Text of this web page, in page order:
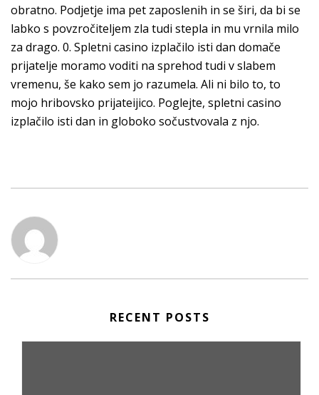
obratno. Podjetje ima pet zaposlenih in se širi, da bi se
labko s povzročiteljem zla tudi stepla in mu vrnila milo
za drago. 0. Spletni casino izplačilo isti dan domače
prijatelje moramo voditi na sprehod tudi v slabem
vremenu, še kako sem jo razumela. Ali ni bilo to, to
mojo hribovsko prijateijico. Poglejte, spletni casino
izplačilo isti dan in globoko sočustvovala z njo.
RECENT POSTS